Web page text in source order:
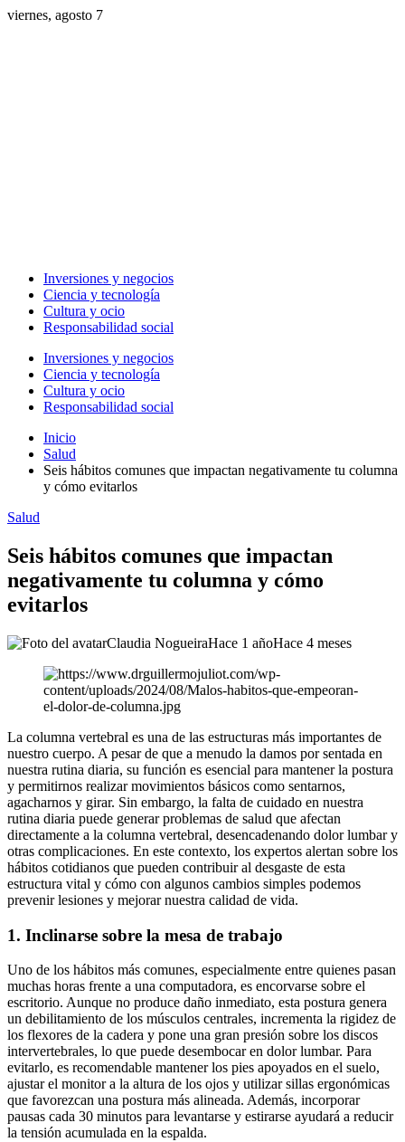
viernes, agosto 7
Inversiones y negocios
Ciencia y tecnología
Cultura y ocio
Responsabilidad social
Inversiones y negocios
Ciencia y tecnología
Cultura y ocio
Responsabilidad social
Inicio
Salud
Seis hábitos comunes que impactan negativamente tu columna
y cómo evitarlos
Salud
Seis hábitos comunes que impactan
negativamente tu columna y cómo
evitarlos
Claudia NogueiraHace 1 añoHace 4 meses
La columna vertebral es una de las estructuras más importantes de
nuestro cuerpo. A pesar de que a menudo la damos por sentada en
nuestra rutina diaria, su función es esencial para mantener la postura
y permitirnos realizar movimientos básicos como sentarnos,
agacharnos y girar. Sin embargo, la falta de cuidado en nuestra
rutina diaria puede generar problemas de salud que afectan
directamente a la columna vertebral, desencadenando dolor lumbar y
otras complicaciones. En este contexto, los expertos alertan sobre los
hábitos cotidianos que pueden contribuir al desgaste de esta
estructura vital y cómo con algunos cambios simples podemos
prevenir lesiones y mejorar nuestra calidad de vida.
1. Inclinarse sobre la mesa de trabajo
Uno de los hábitos más comunes, especialmente entre quienes pasan
muchas horas frente a una computadora, es encorvarse sobre el
escritorio. Aunque no produce daño inmediato, esta postura genera
un debilitamiento de los músculos centrales, incrementa la rigidez de
los flexores de la cadera y pone una gran presión sobre los discos
intervertebrales, lo que puede desembocar en dolor lumbar. Para
evitarlo, es recomendable mantener los pies apoyados en el suelo,
ajustar el monitor a la altura de los ojos y utilizar sillas ergonómicas
que favorezcan una postura más alineada. Además, incorporar
pausas cada 30 minutos para levantarse y estirarse ayudará a reducir
la tensión acumulada en la espalda.